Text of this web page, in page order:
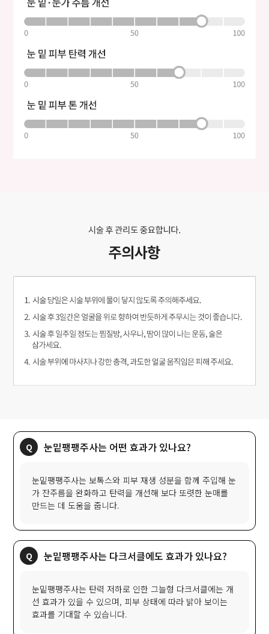
눈밑팽팽주사는 보톡스와 피부 재생 성분을 함께 주입해 눈
가 잔주름을 완화하고 탄력을 개선해 보다 또렷한 눈매를
눈밑팽팽주사는 탄력 저하로 인한 그늘형 다크서클에는 개
선 효과가 있을 수 있으며, 피부 상태에 따라 밝아 보이는